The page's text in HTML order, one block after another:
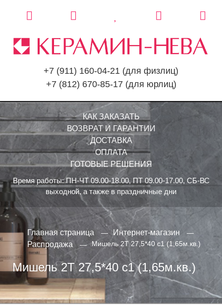
+7 (911) 160-04-21 (для физлиц)
+7 (812) 670-85-17 (для юрлиц)
КАК ЗАКАЗАТЬ
ВОЗВРАТ И ГАРАНТИИ
ДОСТАВКА
ОПЛАТА
ГОТОВЫЕ РЕШЕНИЯ
Время работы: ПН-ЧТ 09.00-18.00, ПТ 09.00-17.00, СБ-ВС
выходной, а также в праздничные дни
Главная страница
Интернет-магазин
Распродажа
Мишель 2Т 27,5*40 с1 (1,65м.кв.)
Мишель 2Т 27,5*40 с1 (1,65м.кв.)